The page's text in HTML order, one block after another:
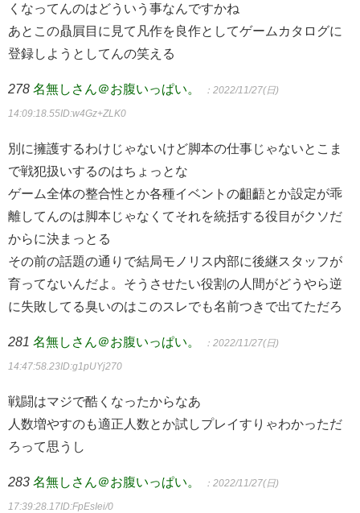
くなってんのはどういう事なんですかね
あとこの贔屓目に見て凡作を良作としてゲームカタログに
登録しようとしてんの笑える
278 名無しさん＠お腹いっぱい。 ：2022/11/27(日)
14:09:18.55ID:w4Gz+ZLK0
別に擁護するわけじゃないけど脚本の仕事じゃないとこま
で戦犯扱いするのはちょっとな
ゲーム全体の整合性とか各種イベントの齟齬とか設定が乖
離してんのは脚本じゃなくてそれを統括する役目がクソだ
からに決まっとる
その前の話題の通りで結局モノリス内部に後継スタッフが
育ってないんだよ。そうさせたい役割の人間がどうやら逆
に失敗してる臭いのはこのスレでも名前つきで出てただろ
281 名無しさん＠お腹いっぱい。 ：2022/11/27(日)
14:47:58.23ID:g1pUYj270
戦闘はマジで酷くなったからなあ
人数増やすのも適正人数とか試しプレイすりゃわかっただ
ろって思うし
283 名無しさん＠お腹いっぱい。 ：2022/11/27(日)
17:39:28.17ID:FpEsIei/0